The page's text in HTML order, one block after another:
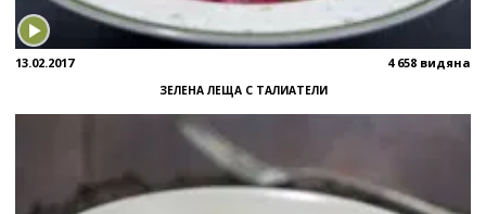
13.02.2017 4 658 видяна
ЗЕЛЕНА ЛЕЩА С ТАЛИАТЕЛИ